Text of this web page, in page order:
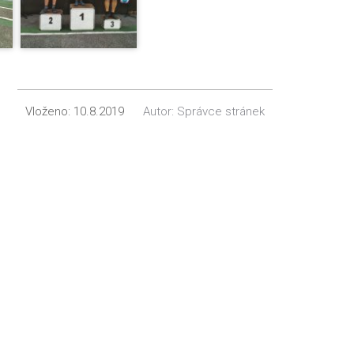
Vloženo: 10.8.2019 Autor: Správce stránek